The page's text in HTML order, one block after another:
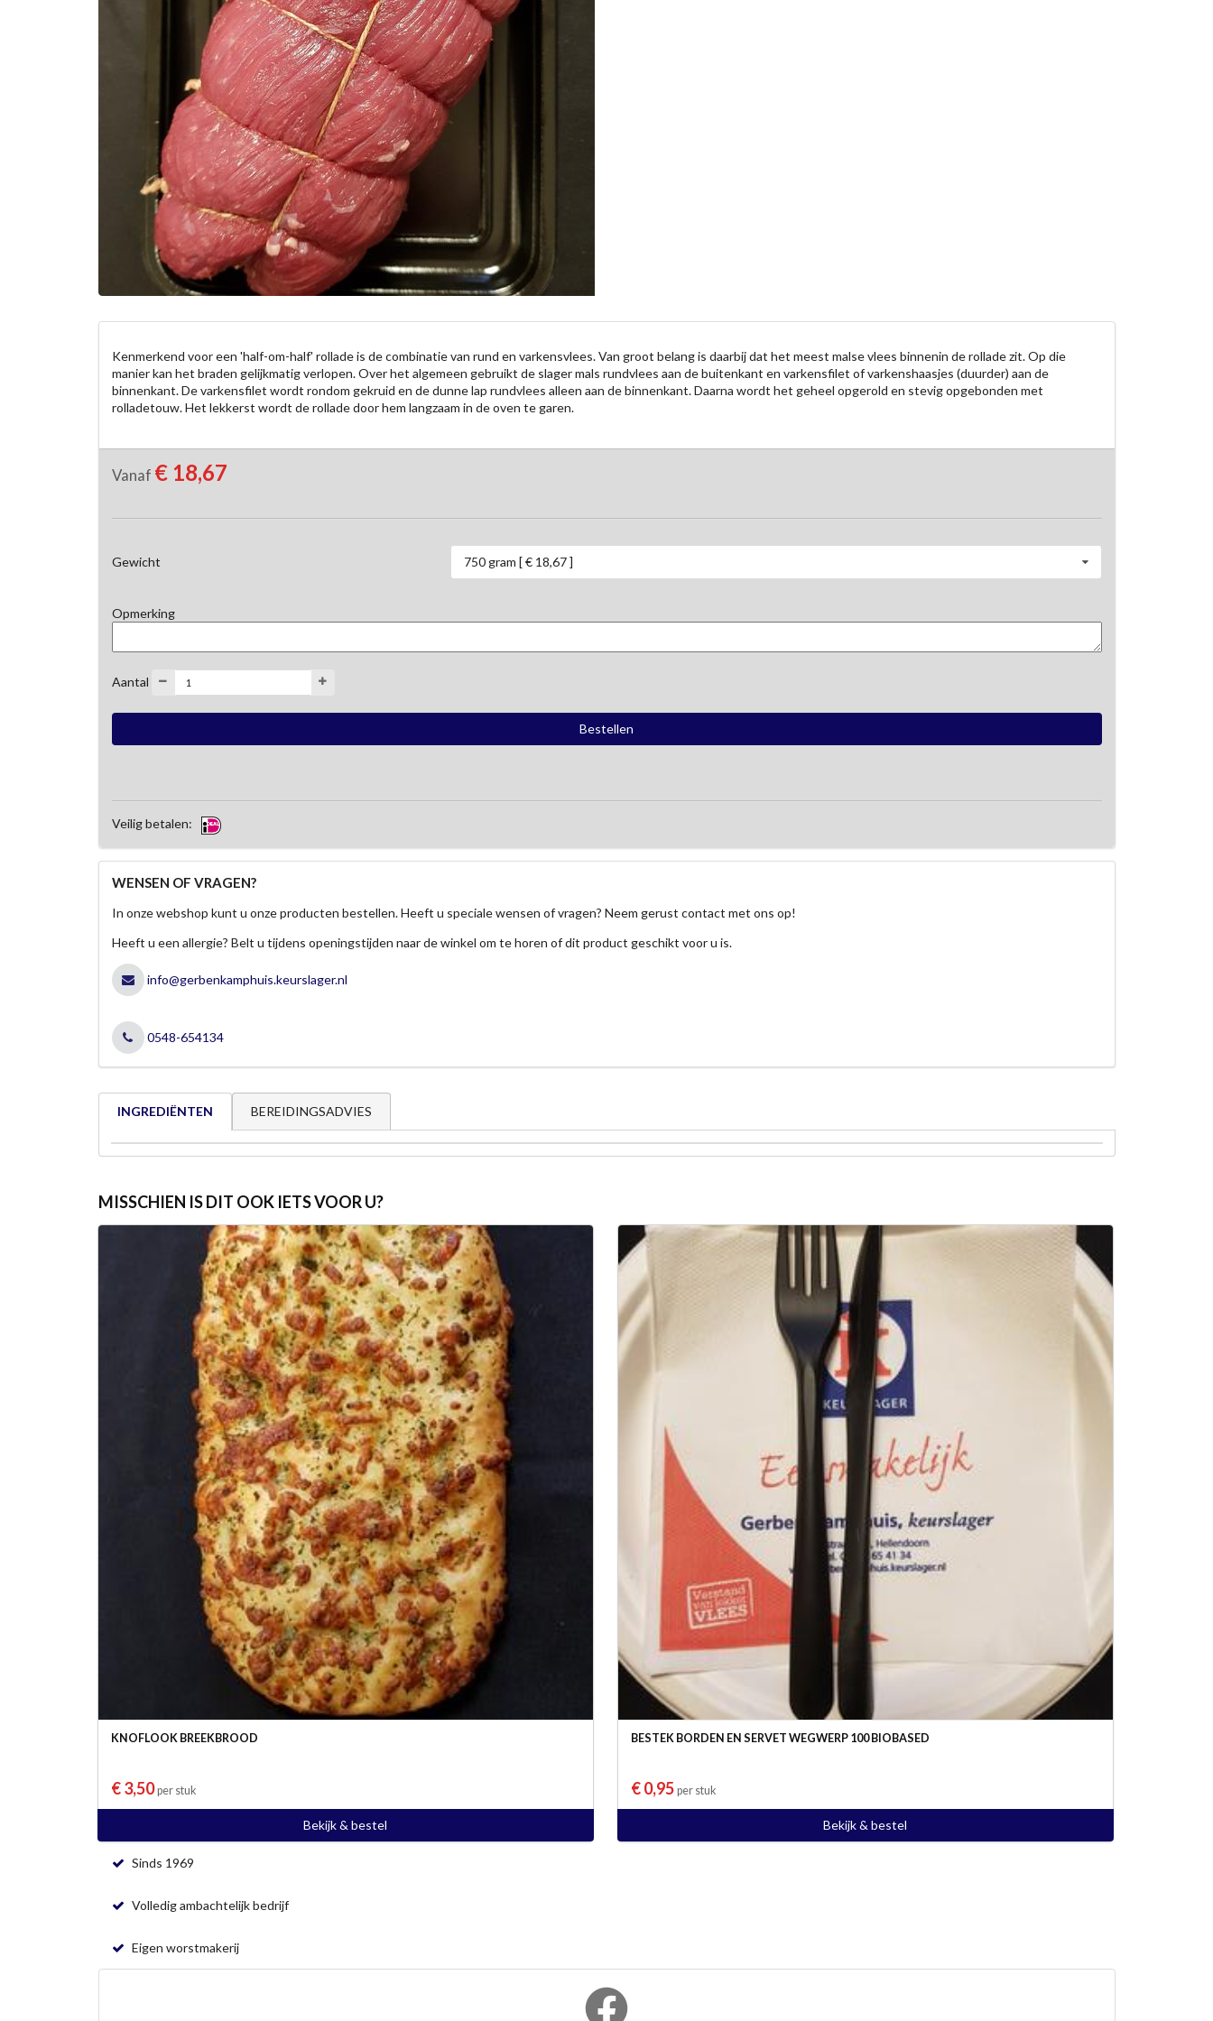
Kenmerkend voor een 'half-om-half' rollade is de combinatie van rund en varkensvlees. Van groot belang is daarbij dat het meest malse vlees binnenin de rollade zit. Op die
manier kan het braden gelijkmatig verlopen. Over het algemeen gebruikt de slager mals rundvlees aan de buitenkant en varkensfilet of varkenshaasjes (duurder) aan de
binnenkant. De varkensfilet wordt rondom gekruid en de dunne lap rundvlees alleen aan de binnenkant. Daarna wordt het geheel opgerold en stevig opgebonden met
rolladetouw. Het lekkerst wordt de rollade door hem langzaam in de oven te garen.
Vanaf € 18,67
Gewicht 750 gram [ € 18,67 ]
Opmerking
Aantal
Veilig betalen:
WENSEN OF VRAGEN?
In onze webshop kunt u onze producten bestellen. Heeft u speciale wensen of vragen? Neem gerust contact met ons op!
Heeft u een allergie? Belt u tijdens openingstijden naar de winkel om te horen of dit product geschikt voor u is.
info@gerbenkamphuis.keurslager.nl
0548-654134
INGREDIËNTEN BEREIDINGSADVIES
MISSCHIEN IS DIT OOK IETS VOOR U?
KNOFLOOK BREEKBROOD
€ 3,50per stuk
Bekijk & bestel
BESTEK BORDEN EN SERVET WEGWERP 100 BIOBASED
€ 0,95 per stuk
Bekijk & bestel
Sinds 1969
Volledig ambachtelijk bedrijf
Eigen worstmakerij